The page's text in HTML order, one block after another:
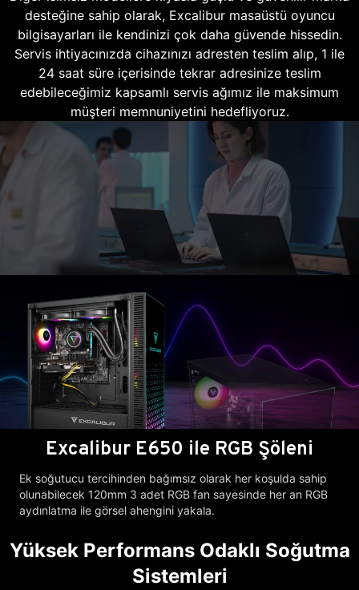
desteğine sahip olarak, Excalibur masaüstü oyuncu
bilgisayarları ile kendinizi çok daha güvende hissedin.
Servis ihtiyacınızda cihazınızı adresten teslim alıp, 1 ile
24 saat süre içerisinde tekrar adresinize teslim
edebileceğimiz kapsamlı servis ağımız ile maksimum
müşteri memnuniyetini hedefliyoruz.
Excalibur E650 ile RGB Şöleni
Ek soğutucu tercihinden bağımsız olarak her koşulda sahip
olunabilecek 120mm 3 adet RGB fan sayesinde her an RGB
aydınlatma ile görsel ahengini yakala.
Yüksek Performans Odaklı Soğutma
Sistemleri